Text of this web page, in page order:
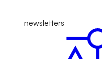
newsletters